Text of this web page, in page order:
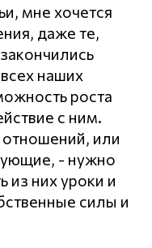
мне хочется
даже те,
наших
роста
с ним.
отношений, или
- нужно
из них уроки и
силы и